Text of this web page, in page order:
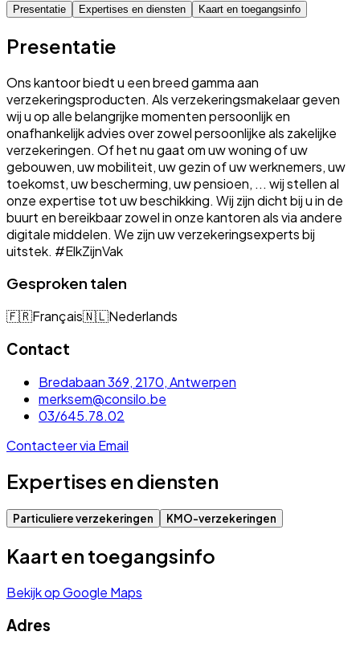
Presentatie Expertises en diensten Kaart en toegangsinfo
Presentatie
Ons kantoor biedt u een breed gamma aan
verzekeringsproducten. Als verzekeringsmakelaar geven
wij u op alle belangrijke momenten persoonlijk en
onafhankelijk advies over zowel persoonlijke als zakelijke
verzekeringen. Of het nu gaat om uw woning of uw
gebouwen, uw mobiliteit, uw gezin of uw werknemers, uw
toekomst, uw bescherming, uw pensioen, ... wij stellen al
onze expertise tot uw beschikking. Wij zijn dicht bij u in de
buurt en bereikbaar zowel in onze kantoren als via andere
digitale middelen. We zijn uw verzekeringsexperts bij
uitstek. #ElkZijnVak
Gesproken talen
🇫🇷Français🇳🇱Nederlands
Contact
Bredabaan 369, 2170, Antwerpen
merksem@consilo.be
03/645.78.02
Contacteer via Email
Expertises en diensten
Particuliere verzekeringen KMO-verzekeringen
Kaart en toegangsinfo
Bekijk op Google Maps
Adres